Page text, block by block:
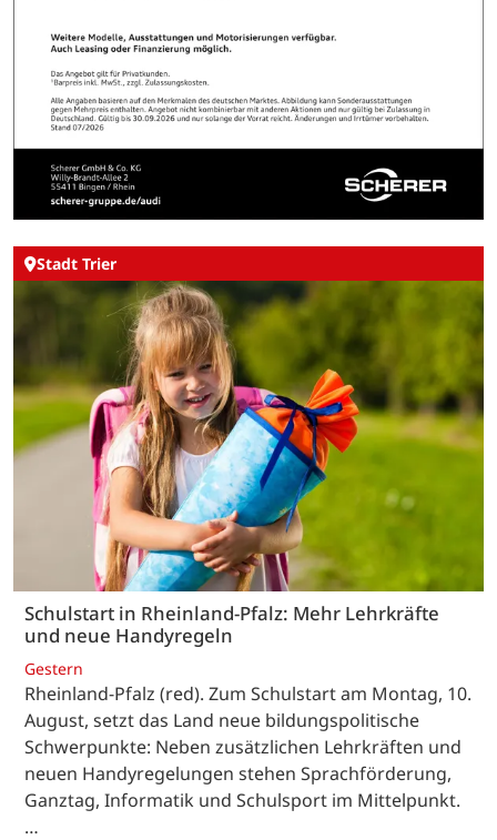
Stadt Trier
Schulstart in Rheinland-Pfalz: Mehr Lehrkräfte
und neue Handyregeln
Gestern
Rheinland-Pfalz (red). Zum Schulstart am Montag, 10.
August, setzt das Land neue bildungspolitische
Schwerpunkte: Neben zusätzlichen Lehrkräften und
neuen Handyregelungen stehen Sprachförderung,
Ganztag, Informatik und Schulsport im Mittelpunkt.
…